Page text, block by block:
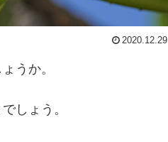
2020.12.29
うか。
しょう。